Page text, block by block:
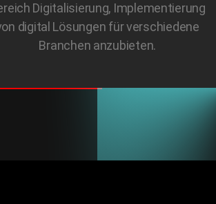
Digitalisierung, Implementierung
digital Lösungen für verschiedene
Branchen anzubieten.